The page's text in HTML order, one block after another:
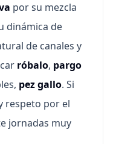
por su mezcla
dinámica de
de canales y
róbalo, pargo
pez gallo. Si
respeto por el
jornadas muy